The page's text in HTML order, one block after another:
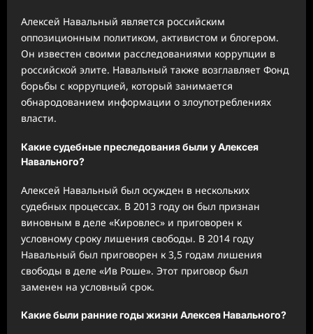
Алексей Навальный является российским
оппозиционным политиком, активистом и блогером.
Он известен своими расследованиями коррупции в
российской элите. Навальный также возглавляет Фонд
борьбы с коррупцией, который занимается
обнародованием информации о злоупотреблениях
власти.
Какие судебные преследования были у Алексея
Навального?
Алексей Навальный был осужден в нескольких
судебных процессах. В 2013 году он был признан
виновным в деле «Кировлес» и приговорен к
условному сроку лишения свободы. В 2014 году
Навальный был приговорен к 3,5 годам лишения
свободы в деле «Ив Роше». Этот приговор был
заменен на условный срок.
Какие были ранние годы жизни Алексея Навального?